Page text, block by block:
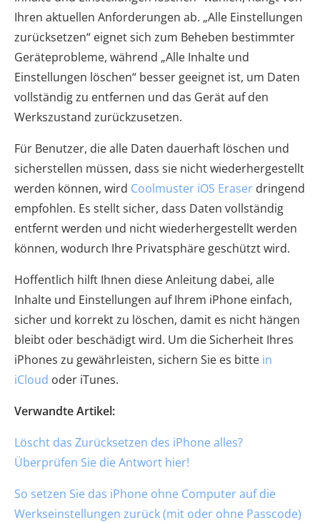
Ihren aktuellen Anforderungen ab. „Alle Einstellungen
zurücksetzen“ eignet sich zum Beheben bestimmter
Geräteprobleme, während „Alle Inhalte und
Einstellungen löschen“ besser geeignet ist, um Daten
vollständig zu entfernen und das Gerät auf den
Werkszustand zurückzusetzen.
Für Benutzer, die alle Daten dauerhaft löschen und
sicherstellen müssen, dass sie nicht wiederhergestellt
werden können, wird Coolmuster iOS Eraser dringend
empfohlen. Es stellt sicher, dass Daten vollständig
entfernt werden und nicht wiederhergestellt werden
können, wodurch Ihre Privatsphäre geschützt wird.
Hoffentlich hilft Ihnen diese Anleitung dabei, alle
Inhalte und Einstellungen auf Ihrem iPhone einfach,
sicher und korrekt zu löschen, damit es nicht hängen
bleibt oder beschädigt wird. Um die Sicherheit Ihres
iPhones zu gewährleisten, sichern Sie es bitte in
iCloud oder iTunes.
Verwandte Artikel:
Löscht das Zurücksetzen des iPhone alles?
Überprüfen Sie die Antwort hier!
So setzen Sie das iPhone ohne Computer auf die
Werkseinstellungen zurück (mit oder ohne Passcode)